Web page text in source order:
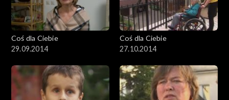
Coś dla Ciebie
29.09.2014
Coś dla Ciebie
27.10.2014